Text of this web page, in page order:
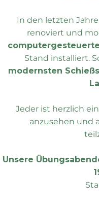
In den letzten
renoviert und
Stand installiert.
modernsten
Jeder ist herzlich
anzusehen und
Unsere